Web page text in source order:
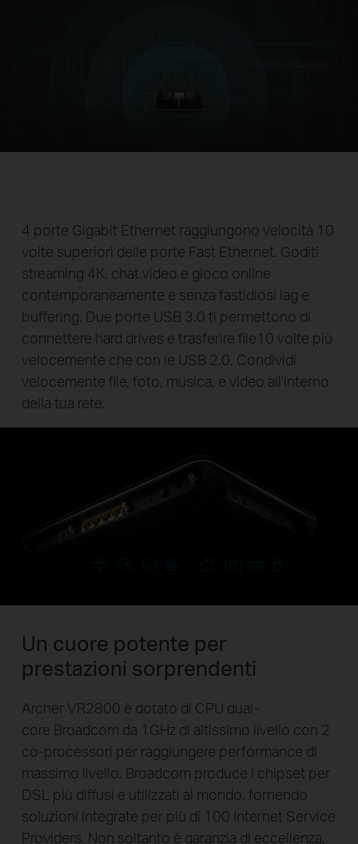
4 porte Gigabit Ethernet raggiungono velocità 10
volte superiori delle porte Fast Ethernet. Goditi
streaming 4K, chat video e gioco online
contemporaneamente e senza fastidiosi lag e
buffering. Due porte USB 3.0 ti permettono di
connettere hard drives e trasferire file10 volte più
velocemente che con le USB 2.0. Condividi
velocemente file, foto, musica, e video all'interno
della tua rete.
Un cuore potente per
prestazioni sorprendenti
Archer VR2800 è dotato di CPU dual-
core Broadcom da 1GHz di altissimo livello con 2
co-processori per raggiungere performance di
massimo livello. Broadcom produce i chipset per
DSL più diffusi e utilizzati al mondo, fornendo
soluzioni integrate per più di 100 Internet Service
Providers. Non soltanto è garanzia di eccellenza,